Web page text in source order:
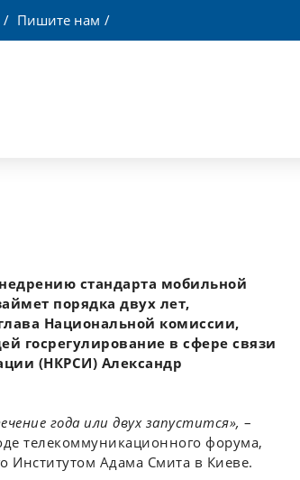
Пишите нам
стандарта мобильной
порядка двух лет,
Национальной комиссии,
госрегулирование в сфере связи
(НКРСИ) Александр
года или двух запустится», –
телекоммуникационного форума,
Институтом Адама Смита в Киеве.